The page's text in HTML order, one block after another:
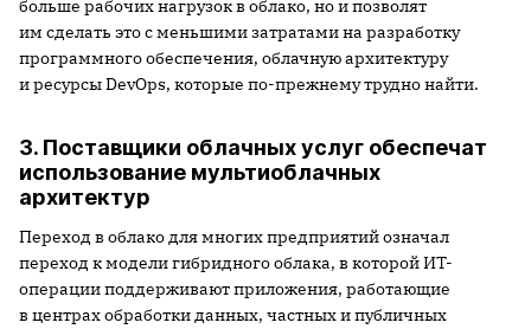
больше рабочих нагрузок в облако, но и позволят
им сделать это с меньшими затратами на разработку
программного обеспечения, облачную архитектуру
и ресурсы DevOps, которые по-прежнему трудно найти.
3. Поставщики облачных услуг обеспечат
использование мультиоблачных
архитектур
Переход в облако для многих предприятий означал
переход к модели гибридного облака, в которой ИТ-
операции поддерживают приложения, работающие
в центрах обработки данных, частных и публичных